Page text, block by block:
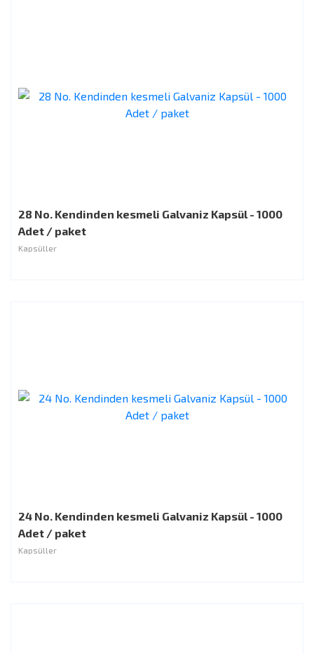
28 No. Kendinden kesmeli Galvaniz Kapsül - 1000
Adet / paket
Kapsüller
24 No. Kendinden kesmeli Galvaniz Kapsül - 1000
Adet / paket
Kapsüller